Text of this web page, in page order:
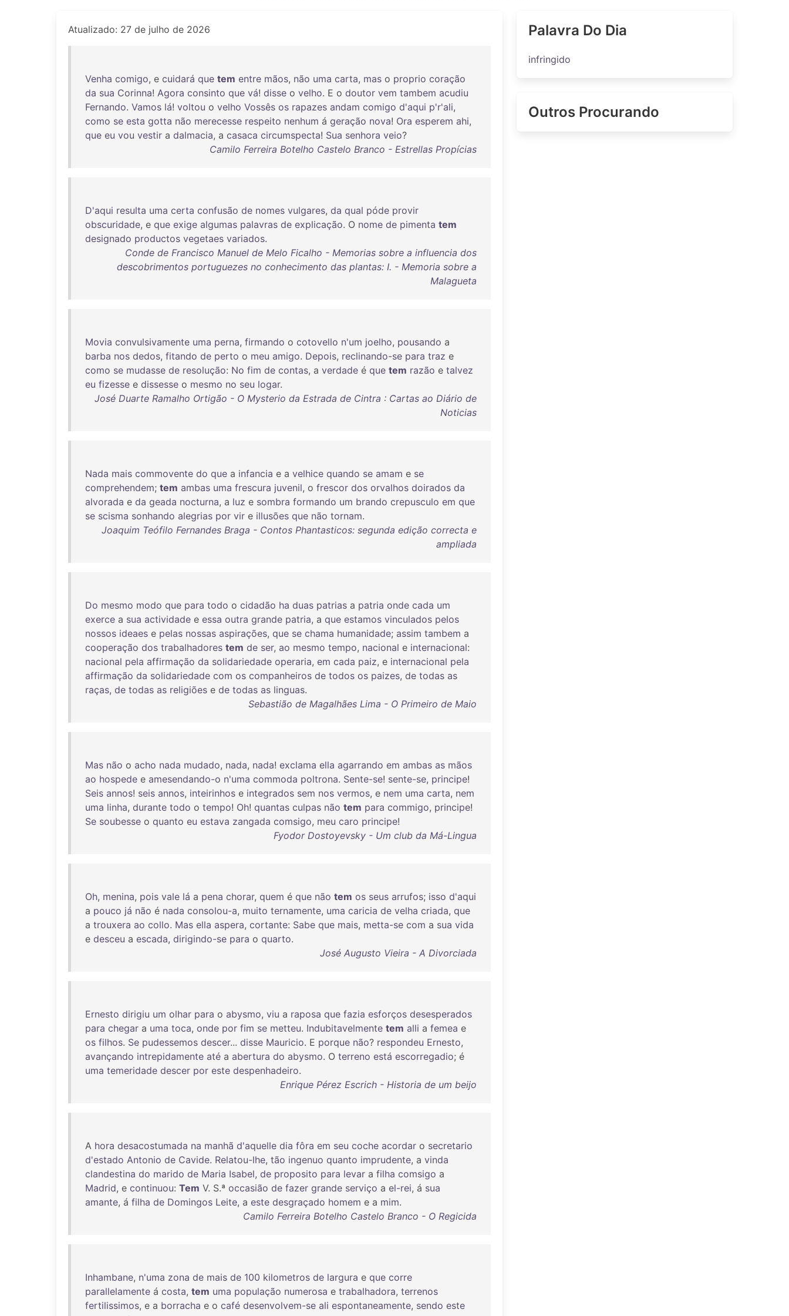
Atualizado: 27 de julho de 2026
Venha comigo, e cuidará que tem entre mãos, não uma carta, mas o proprio coração
da sua Corinna! Agora consinto que vá! disse o velho. E o doutor vem tambem acudiu
Fernando. Vamos lá! voltou o velho Vossês os rapazes andam comigo d'aqui p'r'ali,
como se esta gotta não merecesse respeito nenhum á geração nova! Ora esperem ahi,
que eu vou vestir a dalmacia, a casaca circumspecta! Sua senhora veio?
Camilo Ferreira Botelho Castelo Branco - Estrellas Propícias
D'aqui resulta uma certa confusão de nomes vulgares, da qual póde provir
obscuridade, e que exige algumas palavras de explicação. O nome de pimenta tem
designado productos vegetaes variados.
Conde de Francisco Manuel de Melo Ficalho - Memorias sobre a influencia dos
descobrimentos portuguezes no conhecimento das plantas: I. - Memoria sobre a
Malagueta
Movia convulsivamente uma perna, firmando o cotovello n'um joelho, pousando a
barba nos dedos, fitando de perto o meu amigo. Depois, reclinando-se para traz e
como se mudasse de resolução: No fim de contas, a verdade é que tem razão e talvez
eu fizesse e dissesse o mesmo no seu logar.
José Duarte Ramalho Ortigão - O Mysterio da Estrada de Cintra : Cartas ao Diário de
Noticias
Nada mais commovente do que a infancia e a velhice quando se amam e se
comprehendem; tem ambas uma frescura juvenil, o frescor dos orvalhos doirados da
alvorada e da geada nocturna, a luz e sombra formando um brando crepusculo em que
se scisma sonhando alegrias por vir e illusões que não tornam.
Joaquim Teófilo Fernandes Braga - Contos Phantasticos: segunda edição correcta e
ampliada
Do mesmo modo que para todo o cidadão ha duas patrias a patria onde cada um
exerce a sua actividade e essa outra grande patria, a que estamos vinculados pelos
nossos ideaes e pelas nossas aspirações, que se chama humanidade; assim tambem a
cooperação dos trabalhadores tem de ser, ao mesmo tempo, nacional e internacional:
nacional pela affirmação da solidariedade operaria, em cada paiz, e internacional pela
affirmação da solidariedade com os companheiros de todos os paizes, de todas as
raças, de todas as religiões e de todas as linguas.
Sebastião de Magalhães Lima - O Primeiro de Maio
Mas não o acho nada mudado, nada, nada! exclama ella agarrando em ambas as mãos
ao hospede e amesendando-o n'uma commoda poltrona. Sente-se! sente-se, principe!
Seis annos! seis annos, inteirinhos e integrados sem nos vermos, e nem uma carta, nem
uma linha, durante todo o tempo! Oh! quantas culpas não tem para commigo, principe!
Se soubesse o quanto eu estava zangada comsigo, meu caro principe!
Fyodor Dostoyevsky - Um club da Má-Lingua
Oh, menina, pois vale lá a pena chorar, quem é que não tem os seus arrufos; isso d'aqui
a pouco já não é nada consolou-a, muito ternamente, uma caricia de velha criada, que
a trouxera ao collo. Mas ella aspera, cortante: Sabe que mais, metta-se com a sua vida
e desceu a escada, dirigindo-se para o quarto.
José Augusto Vieira - A Divorciada
Ernesto dirigiu um olhar para o abysmo, viu a raposa que fazia esforços desesperados
para chegar a uma toca, onde por fim se metteu. Indubitavelmente tem alli a femea e
os filhos. Se pudessemos descer... disse Mauricio. E porque não? respondeu Ernesto,
avançando intrepidamente até a abertura do abysmo. O terreno está escorregadio; é
uma temeridade descer por este despenhadeiro.
Enrique Pérez Escrich - Historia de um beijo
A hora desacostumada na manhã d'aquelle dia fôra em seu coche acordar o secretario
d'estado Antonio de Cavide. Relatou-lhe, tão ingenuo quanto imprudente, a vinda
clandestina do marido de Maria Isabel, de proposito para levar a filha comsigo a
Madrid, e continuou: Tem V. S.ª occasião de fazer grande serviço a el-rei, á sua
amante, á filha de Domingos Leite, a este desgraçado homem e a mim.
Camilo Ferreira Botelho Castelo Branco - O Regicida
Inhambane, n'uma zona de mais de 100 kilometros de largura e que corre
parallelamente á costa, tem uma população numerosa e trabalhadora, terrenos
fertilissimos, e a borracha e o café desenvolvem-se ali espontaneamente, sendo este
Palavra Do Dia
infringido
Outros Procurando